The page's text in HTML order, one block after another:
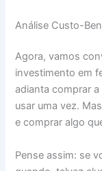
Análise Custo-
Agora, vamos
investimento em
adianta comprar
usar uma vez.
e comprar algo
Pense assim: se